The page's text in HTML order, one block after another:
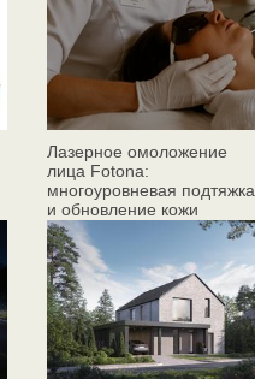
Лазерное омоложение
лица Fotona:
многоуровневая подтяжка
и обновление кожи